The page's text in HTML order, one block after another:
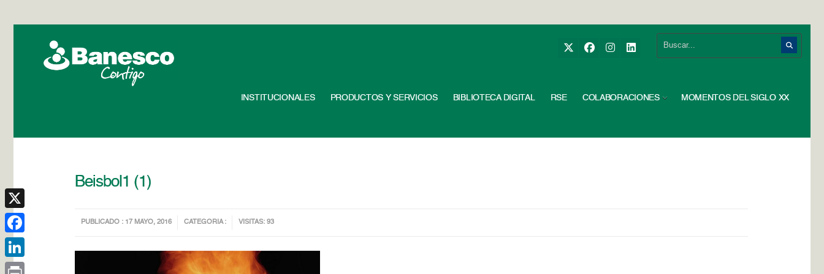
INSTITUCIONALES PRODUCTOS Y SERVICIOS BIBLIOTECA DIGITAL RSE COLABORACIONES MOMENTOS DEL SIGLO XX
Beisbol1 (1)
PUBLICADO : 17 MAYO, 2016 CATEGORIA : VISITAS: 93
X
Facebook
LinkedIn